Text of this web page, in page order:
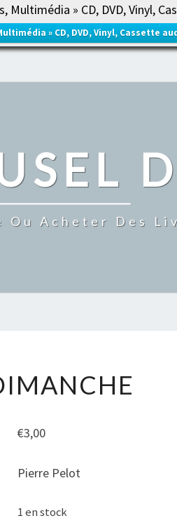
Multimédia » CD, DVD, Vinyl,
» CD, DVD, Vinyl, Cassette
Acheter Des
€3,00
Pierre Pelot
1 en stock